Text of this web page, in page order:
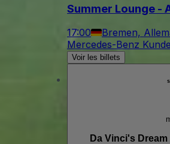
Summer Lounge -
17:00 Bremen,
Mercedes-Benz
Voir les billets
Da Vinci's